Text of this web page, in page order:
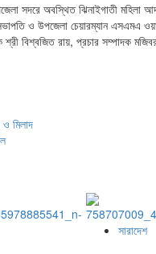
সদরে অবস্থিত ঝিনাইগাতী মহিলা
ও উপজেলা চেয়ারম্যান এসএমএ
বিশ্বজিত রায়, প্রচার সম্পাদক
মিলাদ
সারাদেশ